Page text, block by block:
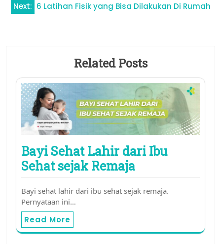
Next: 6 Latihan Fisik yang Bisa Dilakukan Di Rumah
Related Posts
Bayi Sehat Lahir dari Ibu
Sehat sejak Remaja
Bayi sehat lahir dari ibu sehat sejak remaja.
Pernyataan ini…
Read More